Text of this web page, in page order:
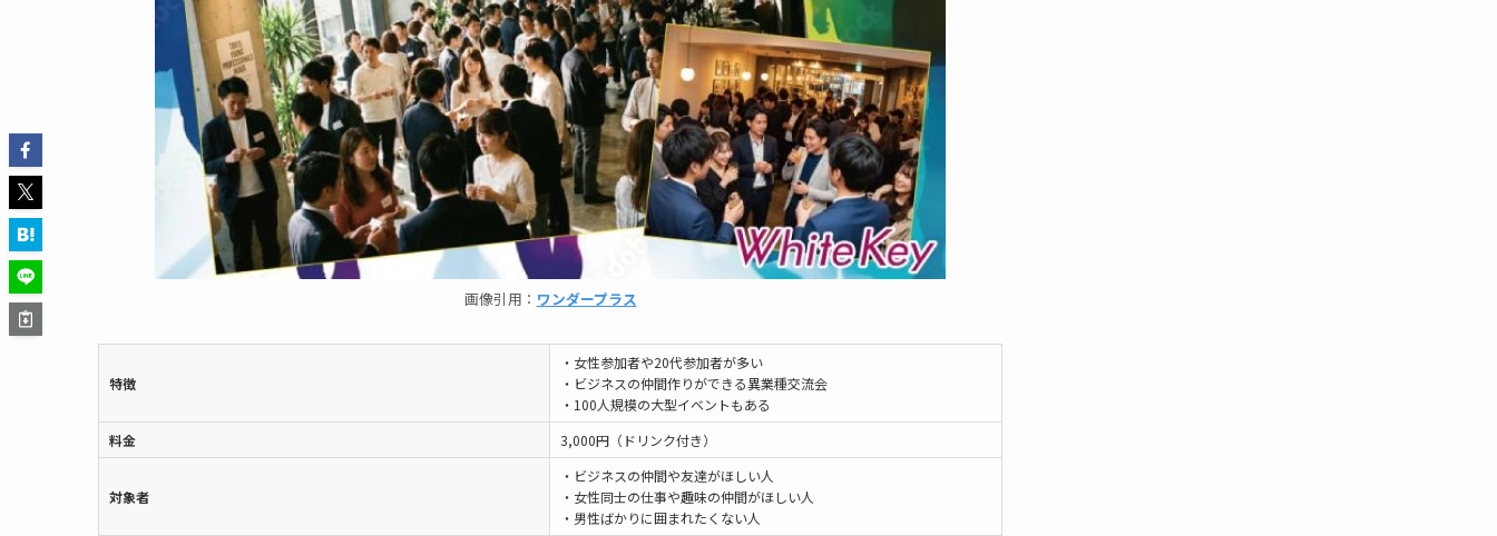
画像引用： ワンダープラス
特徴
・女性参加者や20代参加者が多い
・ビジネスの仲間作りができる異業種交流会
・100人規模の大型イベントもある
料金
3,000円（ドリンク付き）
対象者
・ビジネスの仲間や友達がほしい人
・女性同士の仕事や趣味の仲間がほしい人
・男性ばかりに囲まれたくない人